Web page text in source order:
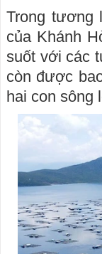
Trong tương
của Khánh
suốt với các
còn được
hai con sông